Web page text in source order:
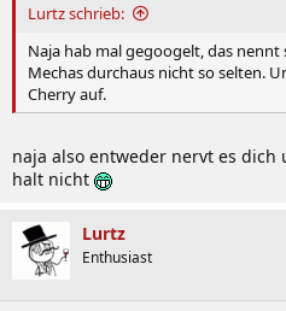
Lurtz schrieb:
Naja hab mal gegoogelt, das
Mechas durchaus nicht so selten.
Cherry auf.
naja also entweder nervt es
halt nicht
Lurtz
Enthusiast